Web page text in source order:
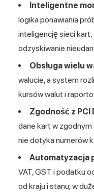
Inteligentne
logika ponawiania
inteligencję sieci
odzyskiwanie
Obsługa wielu
walucie, a system
kursów walut i
Zgodność z PCI
dane kart w
nie dotyka numerów
Automatyzacja
VAT, GST i podatku
od kraju i stanu; w